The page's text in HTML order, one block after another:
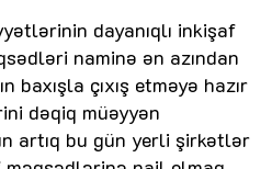
dayanıqlı inkişaf
naminə ən azından
baxışla çıxış etməyə hazır
dəqiq müəyyən
artıq bu gün yerli şirkətlər